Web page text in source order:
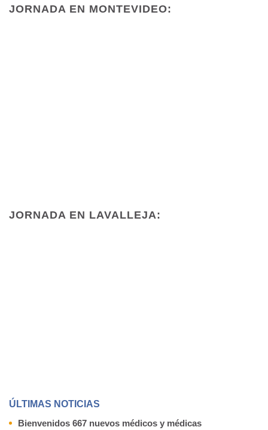
JORNADA EN MONTEVIDEO:
JORNADA EN LAVALLEJA:
ÚLTIMAS NOTICIAS
Bienvenidos 667 nuevos médicos y médicas